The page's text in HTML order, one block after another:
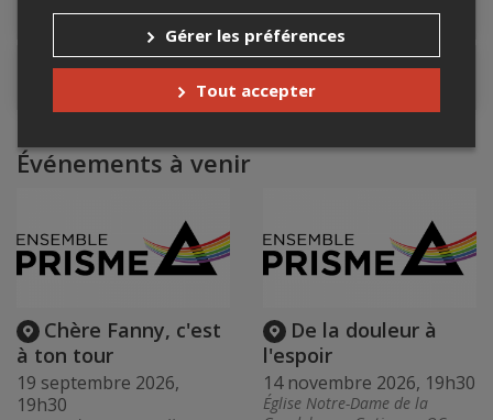
Événements à venir
Chère Fanny, c'est
à ton tour
19 septembre 2026,
19h30
De la douleur à
l'espoir
14 novembre 2026, 19h30
Église Notre-Dame de la
Gérer les préférences
Tout accepter